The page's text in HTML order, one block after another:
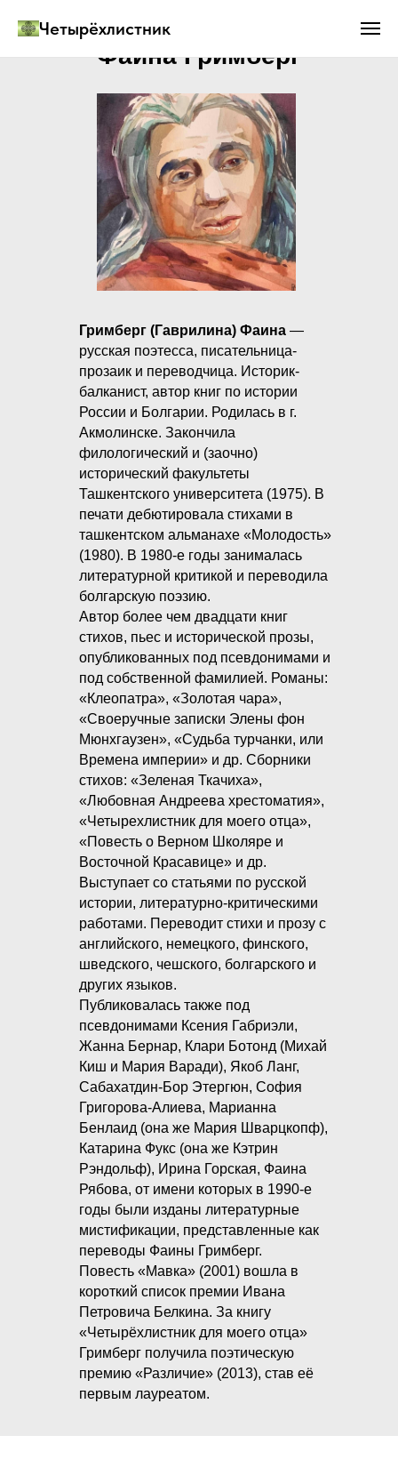
Четырёхлистник
Фаина Гримберг
Гримберг (Гаврилина) Фаина —
русская поэтесса, писательница-
прозаик и переводчица. Историк-
балканист, автор книг по истории
России и Болгарии. Родилась в г.
Акмолинске. Закончила
филологический и (заочно)
исторический факультеты
Ташкентского университета (1975). В
печати дебютировала стихами в
ташкентском альманахе «Молодость»
(1980). В 1980-е годы занималась
литературной критикой и переводила
болгарскую поэзию.
Автор более чем двадцати книг
стихов, пьес и исторической прозы,
опубликованных под псевдонимами и
под собственной фамилией. Романы:
«Клеопатра», «Золотая чара»,
«Своеручные записки Элены фон
Мюнхгаузен», «Судьба турчанки, или
Времена империи» и др. Сборники
стихов: «Зеленая Ткачиха»,
«Любовная Андреева хрестоматия»,
«Четырехлистник для моего отца»,
«Повесть о Верном Школяре и
Восточной Красавице» и др.
Выступает со статьями по русской
истории, литературно-критическими
работами. Переводит стихи и прозу с
английского, немецкого, финского,
шведского, чешского, болгарского и
других языков.
Публиковалась также под
псевдонимами Ксения Габриэли,
Жанна Бернар, Клари Ботонд (Михай
Киш и Мария Варади), Якоб Ланг,
Сабахатдин-Бор Этергюн, София
Григорова-Алиева, Марианна
Бенлаид (она же Мария Шварцкопф),
Катарина Фукс (она же Кэтрин
Рэндольф), Ирина Горская, Фаина
Рябова, от имени которых в 1990-е
годы были изданы литературные
мистификации, представленные как
переводы Фаины Гримберг.
Повесть «Мавка» (2001) вошла в
короткий список премии Ивана
Петровича Белкина. За книгу
«Четырёхлистник для моего отца»
Гримберг получила поэтическую
премию «Различие» (2013), став её
первым лауреатом.